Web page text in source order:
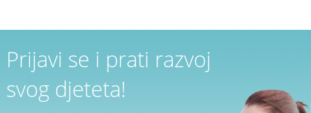
Prijavi se i prati razvoj
svog djeteta!